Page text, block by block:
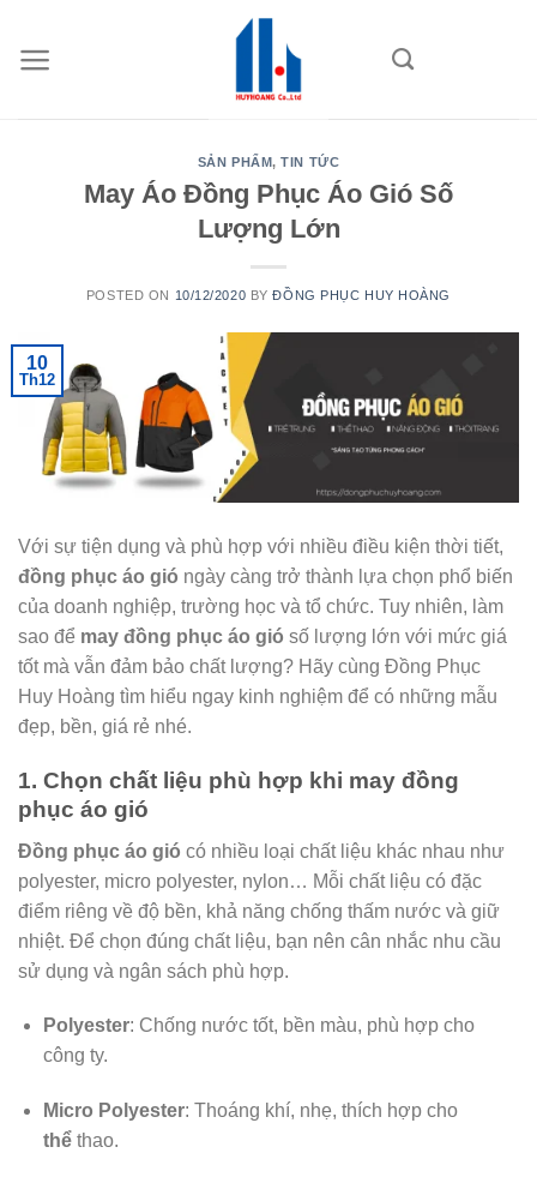
content
SẢN PHẨM,TIN TỨC
May Áo Đồng Phục Áo Gió Số
Lượng Lớn
POSTED ON 10/12/2020 BYĐỒNG PHỤC HUY HOÀNG
10
Th12
Với sự tiện dụng và phù hợp với nhiều điều kiện thời tiết,
đồng phục áo gió ngày càng trở thành lựa chọn phổ biến
của doanh nghiệp, trường học và tổ chức. Tuy nhiên, làm
sao để may đồng phục áo gió số lượng lớn với mức giá
tốt mà vẫn đảm bảo chất lượng? Hãy cùng Đồng Phục
Huy Hoàng tìm hiểu ngay kinh nghiệm để có những mẫu
đẹp, bền, giá rẻ nhé.
1. Chọn chất liệu phù hợp khi may đồng
phục áo gió
Đồng phục áo gió có nhiều loại chất liệu khác nhau như
polyester, micro polyester, nylon… Mỗi chất liệu có đặc
điểm riêng về độ bền, khả năng chống thấm nước và giữ
nhiệt. Để chọn đúng chất liệu, bạn nên cân nhắc nhu cầu
sử dụng và ngân sách phù hợp.
Polyester: Chống nước tốt, bền màu, phù hợp cho
công ty.
Micro Polyester: Thoáng khí, nhẹ, thích hợp cho
thểthao.